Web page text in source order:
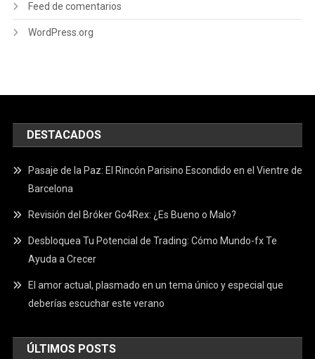
Feed de comentarios
WordPress.org
DESTACADOS
Pasaje de la Paz: El Rincón Parisino Escondido en el Vientre de
Barcelona
Revisión del Bróker Go4Rex: ¿Es Bueno o Malo?
Desbloquea Tu Potencial de Trading: Cómo Mundo-fx Te
Ayuda a Crecer
El amor actual, plasmado en un tema único y especial que
deberías escuchar este verano
ÚLTIMOS POSTS